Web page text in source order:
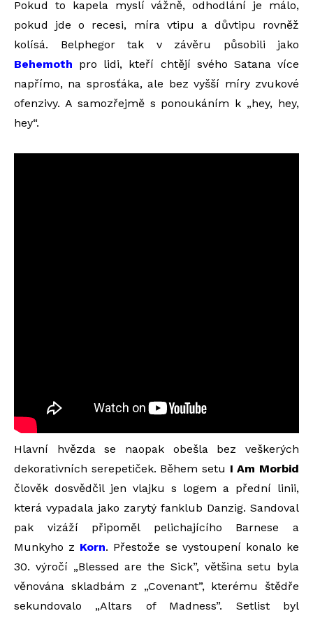
Pokud to kapela myslí vážně, odhodlání je málo,
pokud jde o recesi, míra vtipu a důvtipu rovněž
kolísá. Belphegor tak v závěru působili jako
Behemoth pro lidi, kteří chtějí svého Satana více
napřímo, na sprosťáka, ale bez vyšší míry zvukové
ofenzivy. A samozřejmě s ponoukáním k „hey, hey,
hey“.
Hlavní hvězda se naopak obešla bez veškerých
dekorativních serepetiček. Během setu I Am Morbid
člověk dosvědčil jen vlajku s logem a přední linii,
která vypadala jako zarytý fanklub Danzig. Sandoval
pak vizáží připoměl pelichajícího Barnese a
Munkyho z Korn. Přestože se vystoupení konalo ke
30. výročí „Blessed are the Sick”, většina setu byla
věnována skladbám z „Covenant”, kterému štědře
sekundovalo „Altars of Madness”. Setlist byl